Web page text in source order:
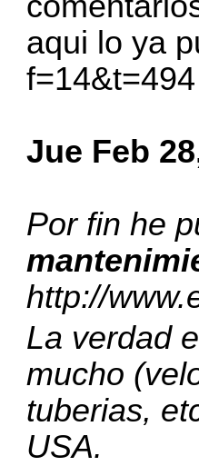
aqui lo ya
f=14&t=494
Jue Feb
Por fin he
http://
La verdad
mucho
tuberias,
USA.